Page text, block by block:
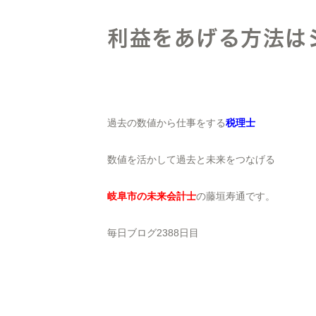
利益をあげる方法は
過去の数値から仕事をする税理士
数値を活かして過去と未来をつなげる
岐阜市の未来会計士の藤垣寿通です。
毎日ブログ2388日目